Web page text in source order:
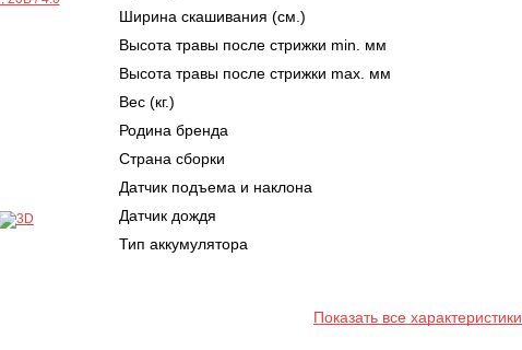
Ширина скашивания (см.)
Высота травы после стрижки min. мм
Высота травы после стрижки max. мм
Вес (кг.)
Родина бренда
Страна сборки
Датчик подъема и наклона
Датчик дождя
Тип аккумулятора
Показать все характеристики